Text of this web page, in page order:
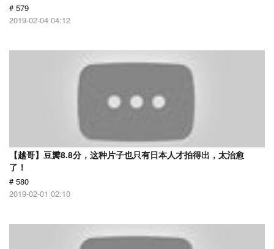
# 579
2019-02-04 04:12
【越哥】豆瓣8.8分，这种片子也只有日本人才拍得出，太治愈
了！
# 580
2019-02-01 02:10